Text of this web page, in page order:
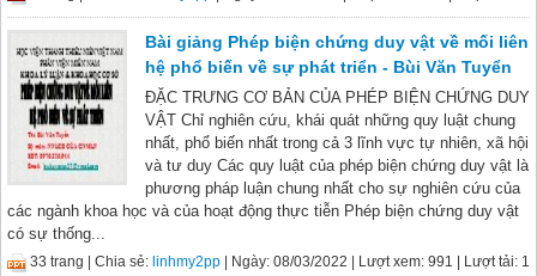
Bài giảng Phép biện chứng duy vật về mối liên
hệ phổ biến về sự phát triển - Bùi Văn Tuyển
ĐẶC TRƯNG CƠ BẢN CỦA PHÉP BIỆN CHỨNG DUY
VẬT Chỉ nghiên cứu, khái quát những quy luật chung
nhất, phổ biến nhất trong cả 3 lĩnh vực tự nhiên, xã hội
và tư duy Các quy luật của phép biện chứng duy vật là
phương pháp luận chung nhất cho sự nghiên cứu của
các ngành khoa học và của hoạt động thực tiễn Phép biện chứng duy vật
có sự thống...
33 trang | Chia sẻ: linhmy2pp | Ngày: 08/03/2022 | Lượt xem: 991 | Lượt tải: 1